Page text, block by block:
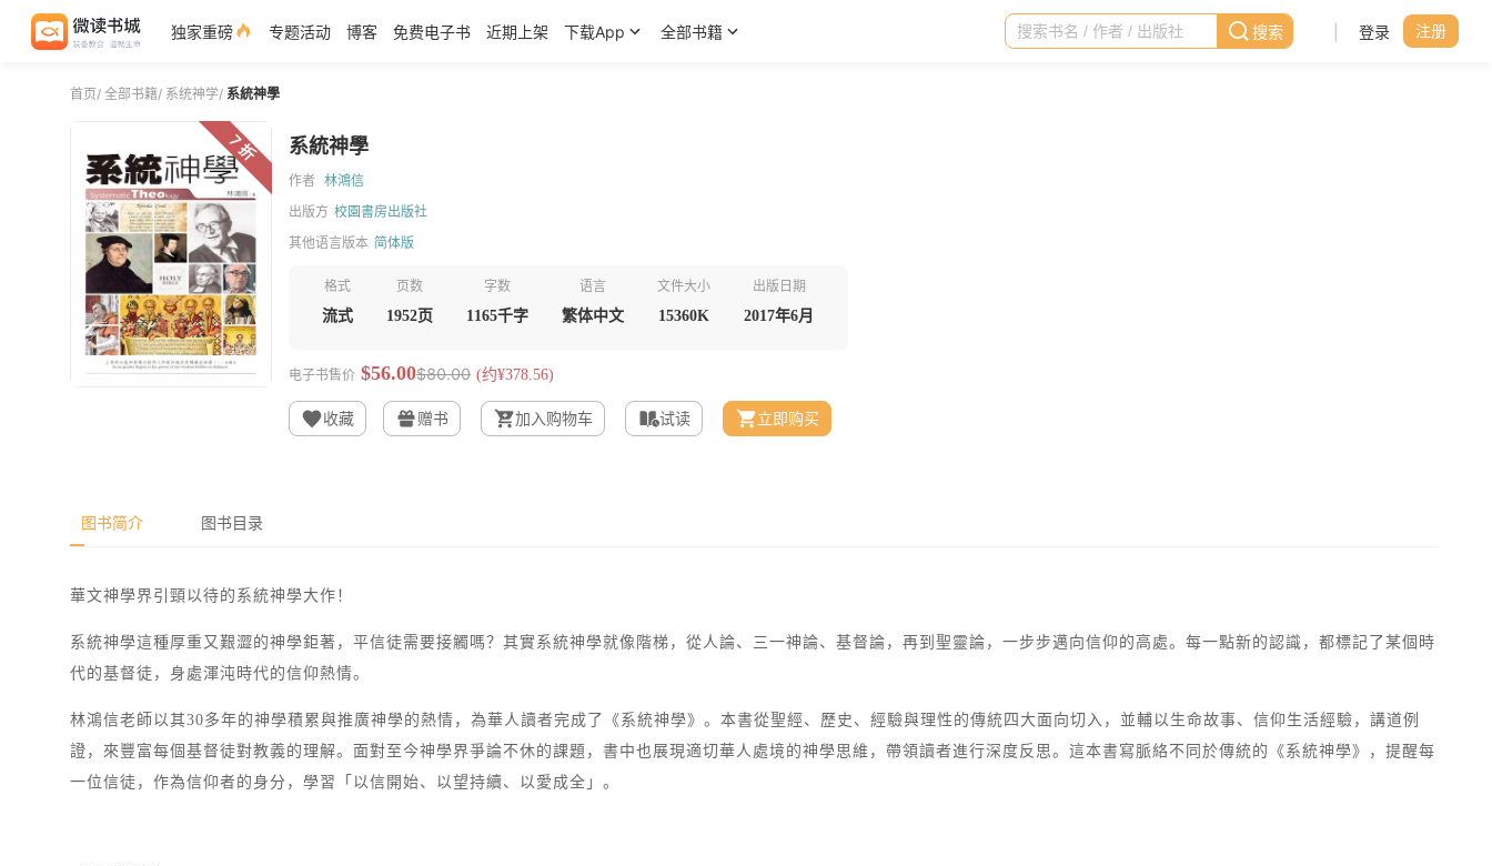
独家重磅 专题活动 博客 免费电子书 近期上架 下载App 全部书籍 登录 注册
首页/ 全部书籍/ 系统神学/ 系統神學
7 折 系統神學
作者 林鴻信
出版方 校園書房出版社
其他语言版本 简体版
格式
流式
页数
1952页
字数
1165千字
语言
繁体中文
文件大小
15360K
出版日期
2017年6月
电子书售价 $56.00$80.00 (约¥378.56)
收藏 赠书 加入购物车 试读 立即购买
图书简介 图书目录
華文神學界引頸以待的系統神學大作！
系統神學這種厚重又艱澀的神學鉅著，平信徒需要接觸嗎？其實系統神學就像階梯，從人論、三一神論、基督論，再到聖靈論，一步步邁向信仰的高處。每一點新的認識，都標記了某個時
代的基督徒，身處渾沌時代的信仰熱情。
林鴻信老師以其30多年的神學積累與推廣神學的熱情，為華人讀者完成了《系統神學》。本書從聖經、歷史、經驗與理性的傳統四大面向切入，並輔以生命故事、信仰生活經驗，講道例
證，來豐富每個基督徒對教義的理解。面對至今神學界爭論不休的課題，書中也展現適切華人處境的神學思維，帶領讀者進行深度反思。這本書寫脈絡不同於傳統的《系統神學》，提醒每
一位信徒，作為信仰者的身分，學習「以信開始、以望持續、以愛成全」。